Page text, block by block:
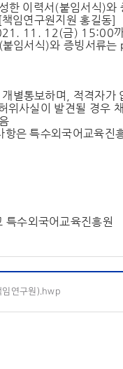
한 이력서(붙임서식)와
임연구원지원 홍길동]
11. 12(금) 15:00까
임서식)와 증빙서류
별통보하며, 적격자가
위사실이 발견될 경우
항은 특수외국어교육
특수외국어교육진흥원
임연구원).hwp